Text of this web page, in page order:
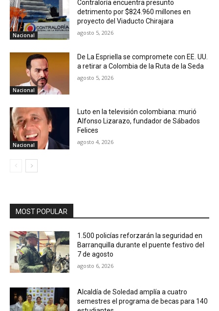
Nacional
Contraloría encuentra presunto
detrimento por $824.960 millones en
proyecto del Viaducto Chirajara
agosto 5, 2026
Nacional
De La Espriella se compromete con EE. UU.
a retirar a Colombia de la Ruta de la Seda
agosto 5, 2026
Nacional
Luto en la televisión colombiana: murió
Alfonso Lizarazo, fundador de Sábados
Felices
agosto 4, 2026
MOST POPULAR
1.500 policías reforzarán la seguridad en
Barranquilla durante el puente festivo del
7 de agosto
agosto 6, 2026
Alcaldía de Soledad amplía a cuatro
semestres el programa de becas para 140